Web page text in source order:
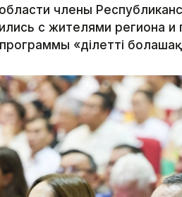
члены
с жителями региона
«Әділетті